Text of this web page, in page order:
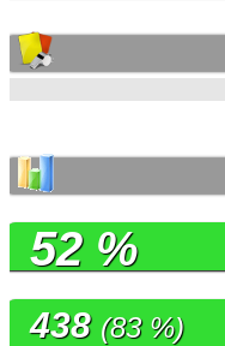
52 %
438 (83 %)